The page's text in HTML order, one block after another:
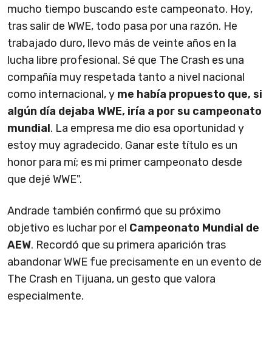
mucho tiempo buscando este campeonato. Hoy,
tras salir de WWE, todo pasa por una razón. He
trabajado duro, llevo más de veinte años en la
lucha libre profesional. Sé que The Crash es una
compañía muy respetada tanto a nivel nacional
como internacional, y me había propuesto que, si
algún día dejaba WWE, iría a por su campeonato
mundial. La empresa me dio esa oportunidad y
estoy muy agradecido. Ganar este título es un
honor para mí; es mi primer campeonato desde
que dejé WWE".
Andrade también confirmó que su próximo
objetivo es luchar por el Campeonato Mundial de
AEW. Recordó que su primera aparición tras
abandonar WWE fue precisamente en un evento de
The Crash en Tijuana, un gesto que valora
especialmente.